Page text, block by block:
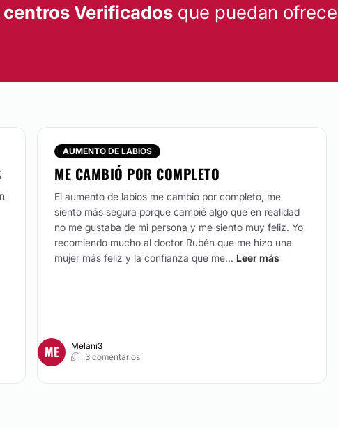
para lograr grandes
con el resto de la
CONTACTAR
AUMENTO DE BUSTO
Consiste en mejorar
simetrización y
redondos y/o
Siéntete cómoda y
Verificadosque puedan
AUMENTO DE LABIOS
ME CAMBIÓ POR COMPLETO
El aumento de labios me cambió por completo, me
siento más segura porque cambié algo que en realidad
no me gustaba de mi persona y me siento muy feliz. Yo
recomiendo mucho al doctor Rubén que me hizo una
mujer más feliz y la confianza que me... Leer más
ME
Melani3
3 comentarios